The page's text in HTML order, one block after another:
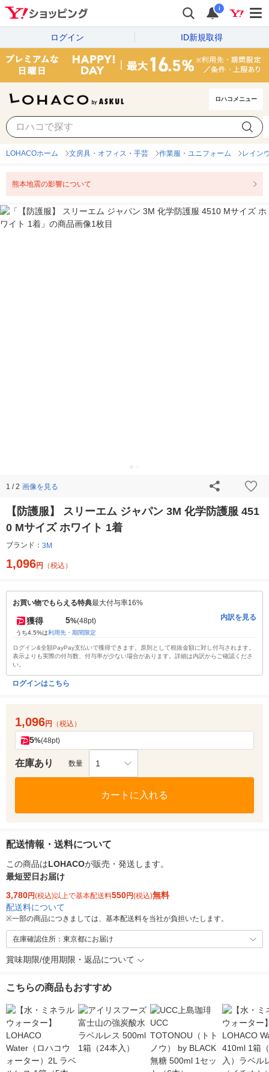
i
ログイン ID新規取得
ロハコメニュー
LOHACOホーム 文房具・オフィス・手芸 作業服・ユニフォーム レイン
熊本地震の影響について
1 / 2 画像を見る
【防護服】 スリーエム ジャパン 3M 化学防護服 451
0 Mサイズ ホワイト 1着
ブランド： 3M
1,096円 （税込）
お買い物でもらえる特典最大付与率16%
獲得 5%(48pt)
うち4.5%は利用先・期間限定
内訳を見る
ログイン&全額PayPay支払いで獲得できます。原則として税抜金額に対し付与されます。
表示よりも実際の付与数、付与率が少ない場合があります。詳細は内訳からご確認くださ
い。
ログインはこちら
1,096円 （税込）
5%(48pt)
在庫あり 数量 1
カートに入れる
配送情報・送料について
この商品はLOHACOが販売・発送します。
最短翌日お届け
3,780円(税込)以上で基本配送料550円(税込)無料
配送料について
※一部の商品につきましては、基本配送料を当社が負担いたします。
在庫確認住所：東京都にお届け
賞味期限/使用期限・返品について
こちらの商品もおすすめ